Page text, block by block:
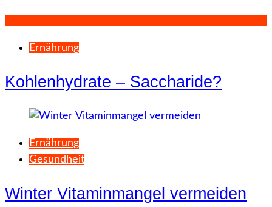
Ernährung
Kohlenhydrate – Saccharide?
Ernährung
Gesundheit
Winter Vitaminmangel vermeiden